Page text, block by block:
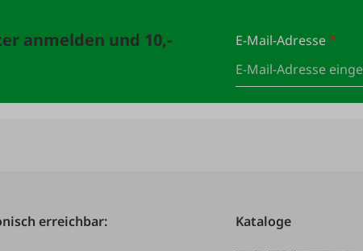
anmelden und 10,-
E-Mail-Adresse*
erreichbar: Kataloge